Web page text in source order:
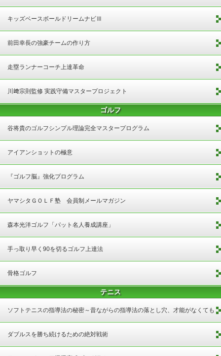
キッズベースボールドリームナビⅢ
前田幸長の強豪チームの作り方
走塁ランナーコーチ上達革命
川﨑宗則監修 実践守備マスタープロジェクト
ゴルフ
谷将貴のゴルフシンプル理論完全マスタープログラム
アイアンショットの極意
『ゴルフ脳』強化プログラム
ヤマシタＧＯＬＦ塾 会員制メールマガジン
森本光洋ゴルフ「パット名人養成講座」
手っ取り早く90を切るゴルフ上達法
骨格ゴルフ
テニス
ソフトテニスの指導法の秘密～昔ながらの指導法の落とし穴、才能がなくても
試合で勝てる方法～
ダブルスを勝ち続けるための絶対戦術